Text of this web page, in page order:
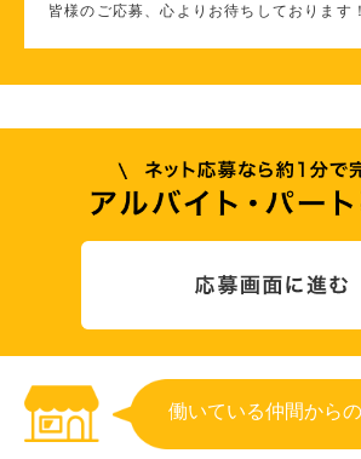
皆様のご応募、心よりお待ちしております！
働いている仲間から